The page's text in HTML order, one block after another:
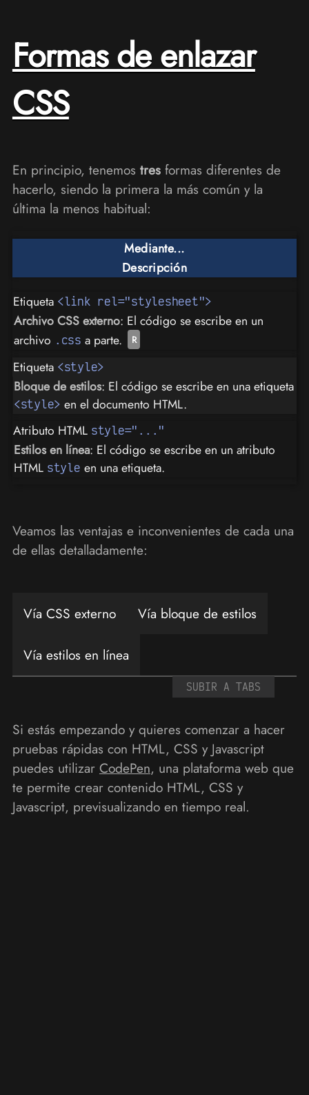
Formas de enlazar
CSS
En principio, tenemos tresformas diferentes de
hacerlo, siendo la primera la más común y la
última la menos habitual:
Mediante...
Descripción
Etiqueta <link rel="stylesheet">
Archivo CSS externo: El código se escribe en un
archivo .css a parte.
Etiqueta <style>
Bloque de estilos: El código se escribe en una etiqueta
<style> en el documento HTML.
Atributo HTML style="..."
Estilos en línea: El código se escribe en un atributo
HTML style en una etiqueta.
Veamos las ventajas e inconvenientes de cada una
de ellas detalladamente:
Vía CSS externo Vía bloque de estilos
Vía estilos en línea
SUBIR A TABS
Si estás empezando y quieres comenzar a hacer
pruebas rápidas con HTML, CSS y Javascript
puedes utilizar CodePen, una plataforma web que
te permite crear contenido HTML, CSS y
Javascript, previsualizando en tiempo real.